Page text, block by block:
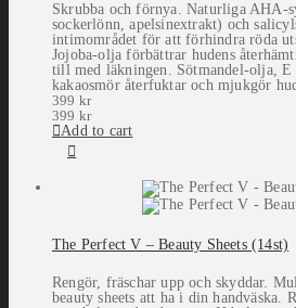
Skrubba och förnya. Naturliga AHA-
sockerlönn, apelsinextrakt) och
intimområdet för att förhindra röda
Jojoba-olja förbättrar hudens
till med läkningen. Sötmandel-olja,
kakaosmör återfuktar och mjukgör
399 kr
399 kr
Add to cart
The Perfect V – Beauty Sheets (14st)
Rengör, fräschar upp och skyddar.
beauty sheets att ha i din handväska.